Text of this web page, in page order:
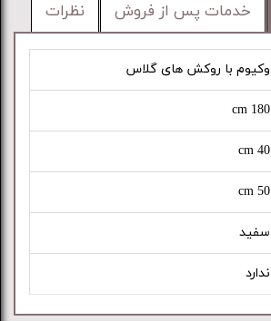
خدمات پس از فروش نظرات
وکیوم با روکش های گلاس
180 cm
40 cm
50 cm
سفید
ندارد